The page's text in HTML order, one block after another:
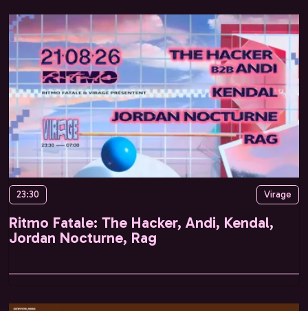
23:30 Virage
Ritmo Fatale: The Hacker, Andi, Kendal,
Jordan Nocturne, Rag